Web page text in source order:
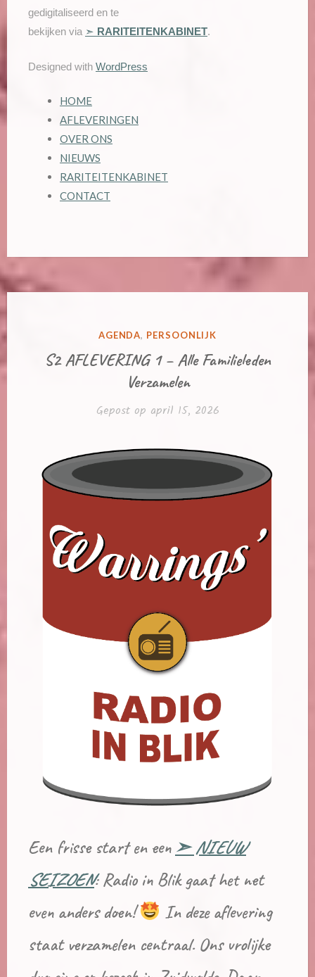
gedigitaliseerd en te
bekijken via ➣ RARITEITENKABINET.
Designed with WordPress
HOME
AFLEVERINGEN
OVER ONS
NIEUWS
RARITEITENKABINET
CONTACT
GEPLAATST
AGENDA, PERSOONLIJK
S2 AFLEVERING 1 – Alle Familieleden
Verzamelen
Gepost op april 15, 2026
Een frisse start en een ➣ NIEUW
SEIZOEN: Radio in Blik gaat het net
even anders doen!
In deze aflevering
staat verzamelen centraal. Ons vrolijke